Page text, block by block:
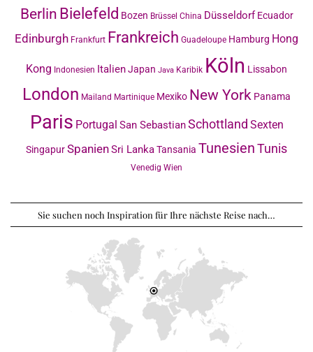
Berlin Bielefeld Bozen Brüssel China Düsseldorf Ecuador
Edinburgh Frankfurt Frankreich Guadeloupe Hamburg Hong
Kong Indonesien ItalienJapan Java Karibik Köln Lissabon
London Mailand Martinique Mexiko New York Panama
Paris Portugal San SebastianSchottland Sexten
SingapurSpanienSri Lanka Tansania TunesienTunis
Venedig Wien
Sie suchen noch Inspiration für Ihre nächste Reise nach…